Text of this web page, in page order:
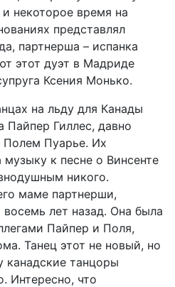
некоторое время на
представлял
партнерша – испанка
этот дуэт в Мадриде
Ксения Монько.
на льду для Канады
Пайпер Гиллес, давно
Пуарье. Их
к песне о Винсенте
никого.
маме партнерши,
лет назад. Она была
Пайпер и Поля,
Танец этот не новый, но
канадские танцоры
Интересно, что